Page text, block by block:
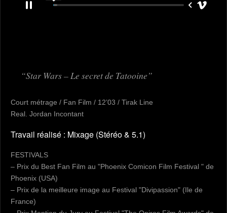
Star Wars – Le secret de Tatooine
Court métrage / Fan Film / 12’03 / Tirak Line
Real. Jordan Incontant
Travail réalisé : Mixage (Stéréo & 5.1)
FESTIVALS
– Prix du Best Fan Film au "Phoenix Comicon Film Festival " de
Phoenix (USA)
– Prix de la meilleure image au Festival "Divipassion" (Ile de
France)